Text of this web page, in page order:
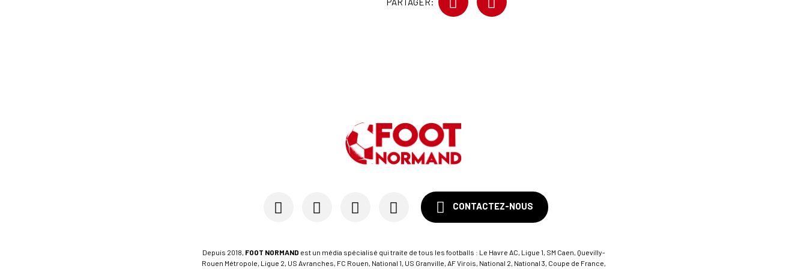
CONTACTEZ-NOUS
Depuis 2018, FOOT NORMAND est un média spécialisé qui traite de tous les footballs : Le Havre AC, Ligue 1, SM Caen, Quevilly-
Rouen Métropole, Ligue 2, US Avranches, FC Rouen, National 1, US Granville, AF Virois, National 2, National 3, Coupe de France,